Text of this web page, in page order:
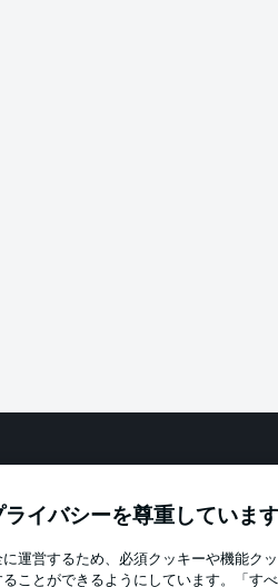
meant to be
イバシーを尊重していま
運営するため、必須クッキーや機能ク
ことができるようにしています。「す